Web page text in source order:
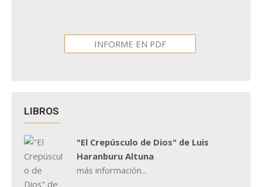
INFORME EN PDF
LIBROS
"El Crepúsculo de Dios" de Luis
Haranburu Altuna
más información...